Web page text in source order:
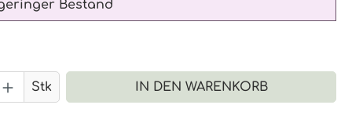
Bestand
Anzahl: Gib den gewünschten
Stk IN DEN WARENKORB